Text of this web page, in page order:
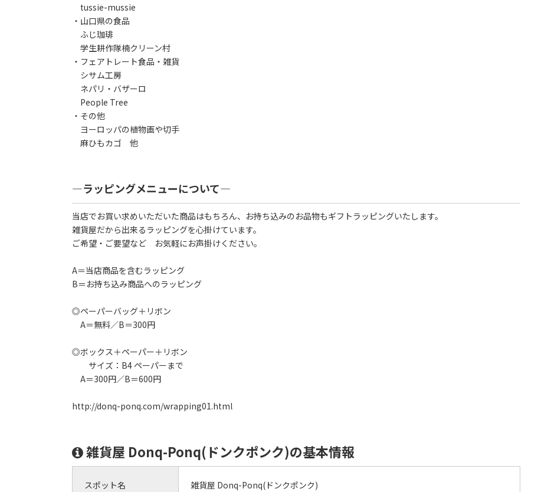
tussie-mussie
・山口県の食品
ふじ珈琲
学生耕作隊楠クリーン村
・フェアトレート食品・雑貨
シサム工房
ネパリ・バザーロ
People Tree
・その他
ヨーロッパの植物画や切手
麻ひもカゴ 他
―ラッピングメニューについて―
当店でお買い求めいただいた商品はもちろん、お持ち込みのお品物もギフトラッピングいたします。
雑貨屋だから出来るラッピングを心掛けています。
ご希望・ご要望など お気軽にお声掛けください。
A＝当店商品を含むラッピング
B＝お持ち込み商品へのラッピング
◎ペーパーバッグ＋リボン
A＝無料／B＝300円
◎ボックス＋ペーパー＋リボン
サイズ：B4 ペーパーまで
A＝300円／B＝600円
http://donq-ponq.com/wrapping01.html
雑貨屋 Donq-Ponq(ドンクポンク)の基本情報
スポット名 雑貨屋 Donq-Ponq(ドンクポンク)